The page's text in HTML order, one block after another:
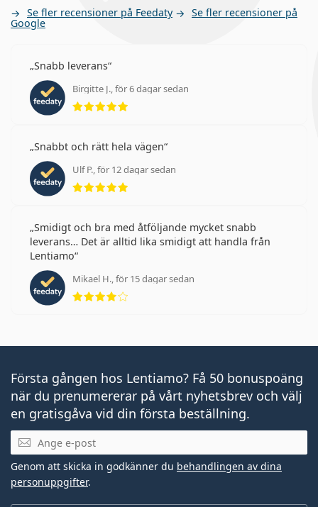
Se fler recensioner på Feedaty Se fler recensioner på
Google
Snabb leverans
Birgitte J., för 6 dagar sedan
Betyg 5 av 5
Snabbt och rätt hela vägen
Ulf P., för 12 dagar sedan
Betyg 5 av 5
Smidigt och bra med åtföljande mycket snabb
leverans… Det är alltid lika smidigt att handla från
Lentiamo
Mikael H., för 15 dagar sedan
Betyg 4 av 5
Första gången hos Lentiamo? Få 50 bonuspoäng
när du prenumererar på vårt nyhetsbrev och välj
en gratisgåva vid din första beställning.
Mejladress
Genom att skicka in godkänner du behandlingen av dina
personuppgifter.